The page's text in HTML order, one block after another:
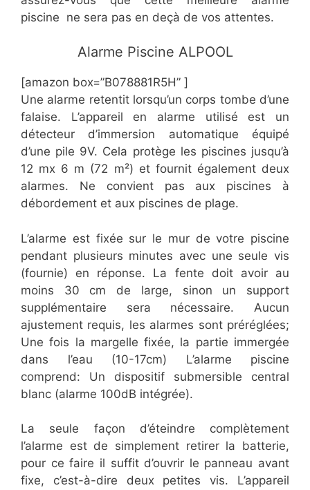
piscine ne sera pas en deçà de vos attentes.
​​Alarme Piscine ALPOOL
[amazon box=”​​B078881R5H” ]
Une alarme retentit lorsqu’un corps tombe d’une
falaise. L’appareil en alarme utilisé est un
détecteur d’immersion automatique équipé
d’une pile 9V. Cela protège les piscines jusqu’à
12 mx 6 m (72 m²) et fournit également deux
alarmes. Ne convient pas aux piscines à
débordement et aux piscines de plage.
L’alarme est fixée sur le mur de votre piscine
pendant plusieurs minutes avec une seule vis
(fournie) en réponse. La fente doit avoir au
moins 30 cm de large, sinon un support
supplémentaire sera nécessaire. Aucun
ajustement requis, les alarmes sont préréglées;
Une fois la margelle fixée, la partie immergée
dans l’eau (10-17cm) L’alarme piscine
comprend: Un dispositif submersible central
blanc (alarme 100dB intégrée).
La seule façon d’éteindre complètement
l’alarme est de simplement retirer la batterie,
pour ce faire il suffit d’ouvrir le panneau avant
fixe, c’est-à-dire deux petites vis. L’appareil